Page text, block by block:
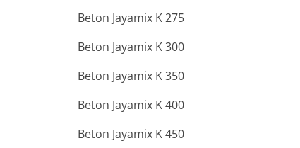
Beton Jayamix K 275
Beton Jayamix K 300
Beton Jayamix K 350
Beton Jayamix K 400
Beton Jayamix K 450